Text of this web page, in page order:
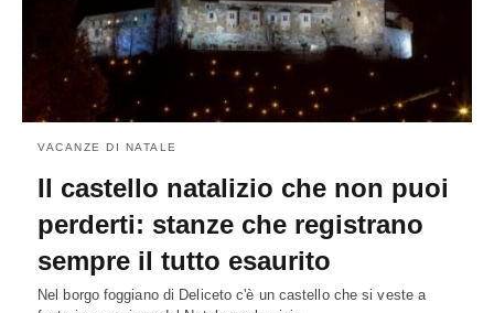
VACANZE DI NATALE
Il castello natalizio che non puoi
perderti: stanze che registrano
sempre il tutto esaurito
Nel borgo foggiano di Deliceto c'è un castello che si veste a